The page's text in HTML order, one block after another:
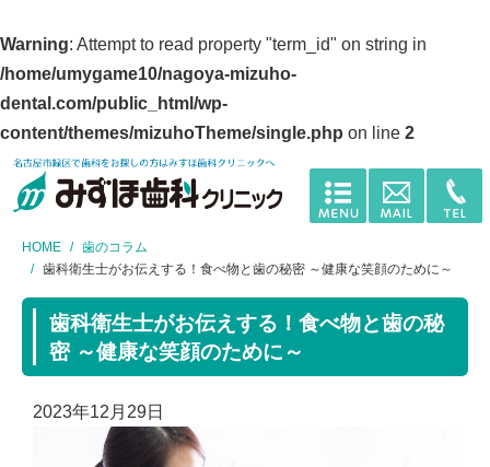
Warning: Attempt to read property "term_id" on string in
/home/umygame10/nagoya-mizuho-
dental.com/public_html/wp-
content/themes/mizuhoTheme/single.php on line 2
HOME
歯のコラム
歯科衛生士がお伝えする！食べ物と歯の秘密 ～健康な笑顔のために～
歯科衛生士がお伝えする！食べ物と歯の秘
密 ～健康な笑顔のために～
2023年12月29日